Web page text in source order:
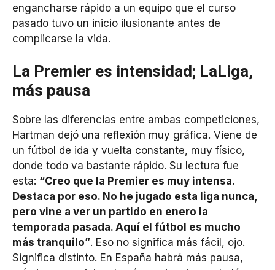
engancharse rápido a un equipo que el curso
pasado tuvo un inicio ilusionante antes de
complicarse la vida.
La Premier es intensidad; LaLiga,
más pausa
Sobre las diferencias entre ambas competiciones,
Hartman dejó una reflexión muy gráfica. Viene de
un fútbol de ida y vuelta constante, muy físico,
donde todo va bastante rápido. Su lectura fue
esta: “Creo que la Premier es muy intensa.
Destaca por eso. No he jugado esta liga nunca,
pero vine a ver un partido en enero la
temporada pasada. Aquí el fútbol es mucho
más tranquilo”. Eso no significa más fácil, ojo.
Significa distinto. En España habrá más pausa,